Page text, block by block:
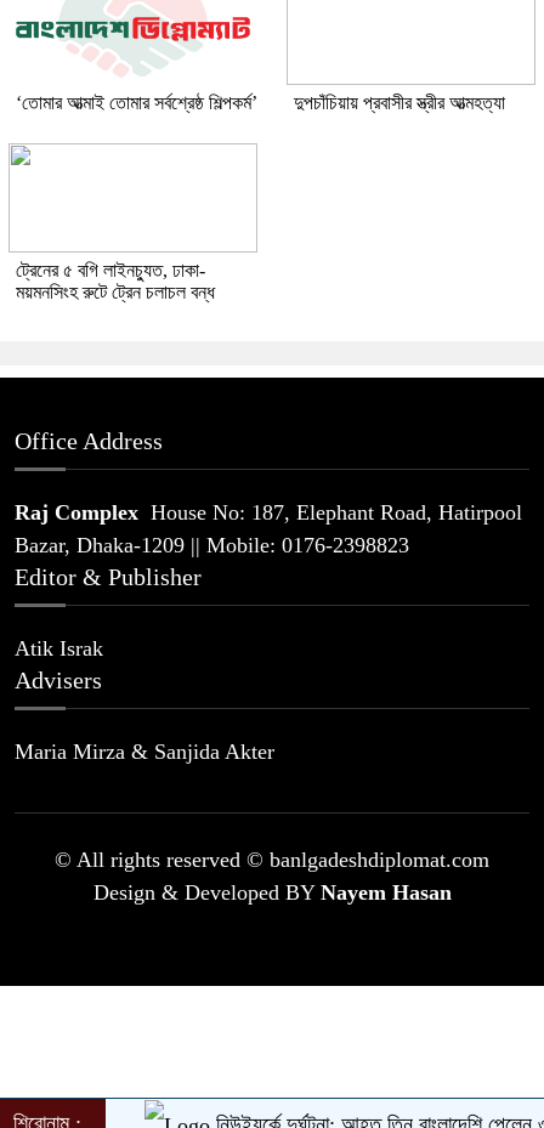
‘তোমার আত্মাই তোমার সর্বশ্রেষ্ঠ শিল্পকর্ম’ দুপচাঁচিয়ায় প্রবাসীর স্ত্রীর আত্মহত্যা
ট্রেনের ৫ বগি লাইনচ্যুত, ঢাকা-
ময়মনসিংহ রুটে ট্রেন চলাচল বন্ধ
Office Address
Raj Complex House No: 187, Elephant Road, Hatirpool
Bazar, Dhaka-1209 || Mobile: 0176-2398823
Editor & Publisher
Atik Israk
Advisers
Maria Mirza & Sanjida Akter
© All rights reserved © banlgadeshdiplomat.com
Design & Developed BY Nayem Hasan
শিরোনাম :